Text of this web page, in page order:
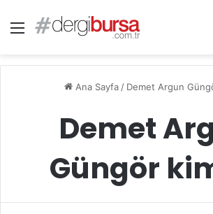
Menü
Ana Sayfa / Demet Argun
Demet
Güngör